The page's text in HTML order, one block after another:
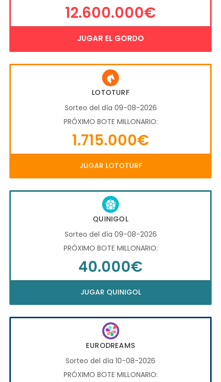
12.600.000€
JUGAR EL GORDO
LOTOTURF
Sorteo del día 09-08-2026
PRÓXIMO BOTE MILLONARIO:
1.715.000€
JUGAR LOTOTURF
QUINIGOL
Sorteo del día 09-08-2026
PRÓXIMO BOTE MILLONARIO:
40.000€
JUGAR QUINIGOL
EURODREAMS
Sorteo del día 10-08-2026
PRÓXIMO BOTE MILLONARIO: